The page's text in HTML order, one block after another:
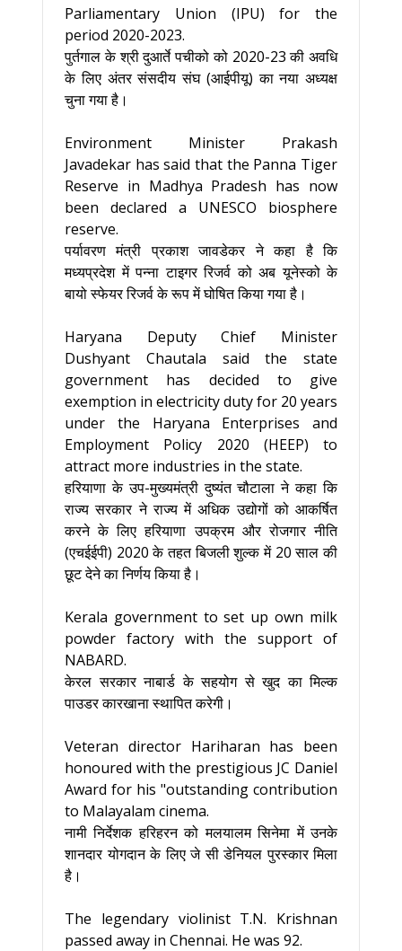
Parliamentary Union (IPU) for the
period 2020-2023.
पुर्तगाल के श्री दुआर्ते पचीको को 2020-23 की अवधि
के लिए अंतर संसदीय संघ (आईपीयू) का नया अध्‍यक्ष
चुना गया है।
Environment Minister Prakash
Javadekar has said that the Panna Tiger
Reserve in Madhya Pradesh has now
been declared a UNESCO biosphere
reserve.
पर्यावरण मंत्री प्रकाश जावडेकर ने कहा है कि
मध्‍यप्रदेश में पन्‍ना टाइगर रिजर्व को अब यूनेस्‍को के
बायो स्‍फेयर रिजर्व के रूप में घोषित किया गया है।
Haryana Deputy Chief Minister
Dushyant Chautala said the state
government has decided to give
exemption in electricity duty for 20 years
under the Haryana Enterprises and
Employment Policy 2020 (HEEP) to
attract more industries in the state.
हरियाणा के उप-मुख्यमंत्री दुष्यंत चौटाला ने कहा कि
राज्य सरकार ने राज्य में अधिक उद्योगों को आकर्षित
करने के लिए हरियाणा उपक्रम और रोजगार नीति
(एचईईपी) 2020 के तहत बिजली शुल्क में 20 साल की
छूट देने का निर्णय किया है।
Kerala government to set up own milk
powder factory with the support of
NABARD.
केरल सरकार नाबार्ड के सहयोग से खुद का मिल्क
पाउडर कारखाना स्थापित करेगी।
Veteran director Hariharan has been
honoured with the prestigious JC Daniel
Award for his "outstanding contribution
to Malayalam cinema.
नामी निर्देशक हरिहरन को मलयालम सिनेमा में उनके
शानदार योगदान के लिए जे सी डेनियल पुरस्कार मिला
है।
The legendary violinist T.N. Krishnan
passed away in Chennai. He was 92.